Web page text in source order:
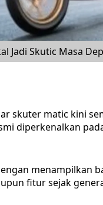
Jadi Skutic Masa
skuter matic kini
diperkenalkan
menampilkan
fitur sejak